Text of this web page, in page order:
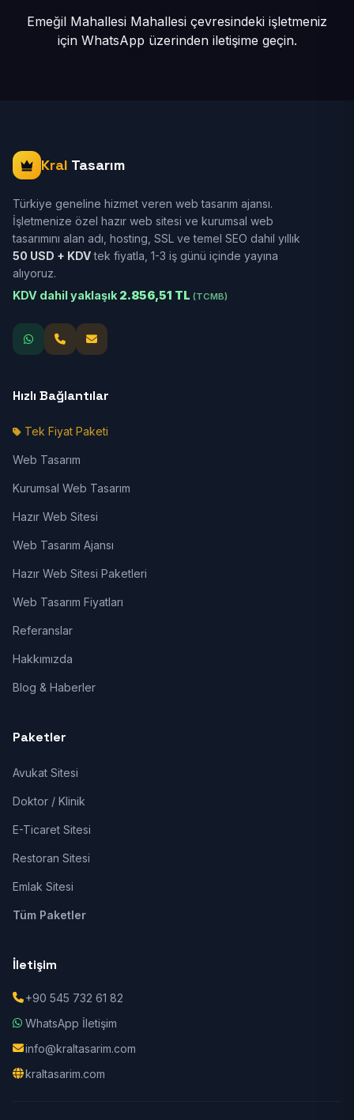
Emeğil Mahallesi Mahallesi çevresindeki işletmeniz
için WhatsApp üzerinden iletişime geçin.
Kral Tasarım
Türkiye geneline hizmet veren web tasarım ajansı.
İşletmenize özel hazır web sitesi ve kurumsal web
tasarımını alan adı, hosting, SSL ve temel SEO dahil yıllık
50 USD + KDVtek fiyatla, 1-3 iş günü içinde yayına
alıyoruz.
KDV dahil yaklaşık 2.856,51 TL (TCMB)
Hızlı Bağlantılar
Tek Fiyat Paketi
Web Tasarım
Kurumsal Web Tasarım
Hazır Web Sitesi
Web Tasarım Ajansı
Hazır Web Sitesi Paketleri
Web Tasarım Fiyatları
Referanslar
Hakkımızda
Blog & Haberler
Paketler
Avukat Sitesi
Doktor / Klinik
E-Ticaret Sitesi
Restoran Sitesi
Emlak Sitesi
Tüm Paketler
İletişim
+90 545 732 61 82
WhatsApp İletişim
info@kraltasarim.com
kraltasarim.com